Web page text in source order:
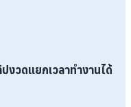
วดแยกเวลาทำงานได้